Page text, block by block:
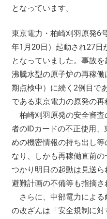
となっています。
東京電力・柏崎刈羽原発6
年1月20日）起動され27日
となっていました。事故
沸騰水型の原子炉の再稼
期点検中）に続く2例目で
である東京電力の原発の再
柏崎刈羽原発の安全審査
者のIDカードの不正使用
めの機密情報の持ち出し
なり、しかも再稼働直前
つかり明日の起動は見送
避難計画の不備等も指摘さ
さらに、中部電力による
の改ざんは「安全規制に